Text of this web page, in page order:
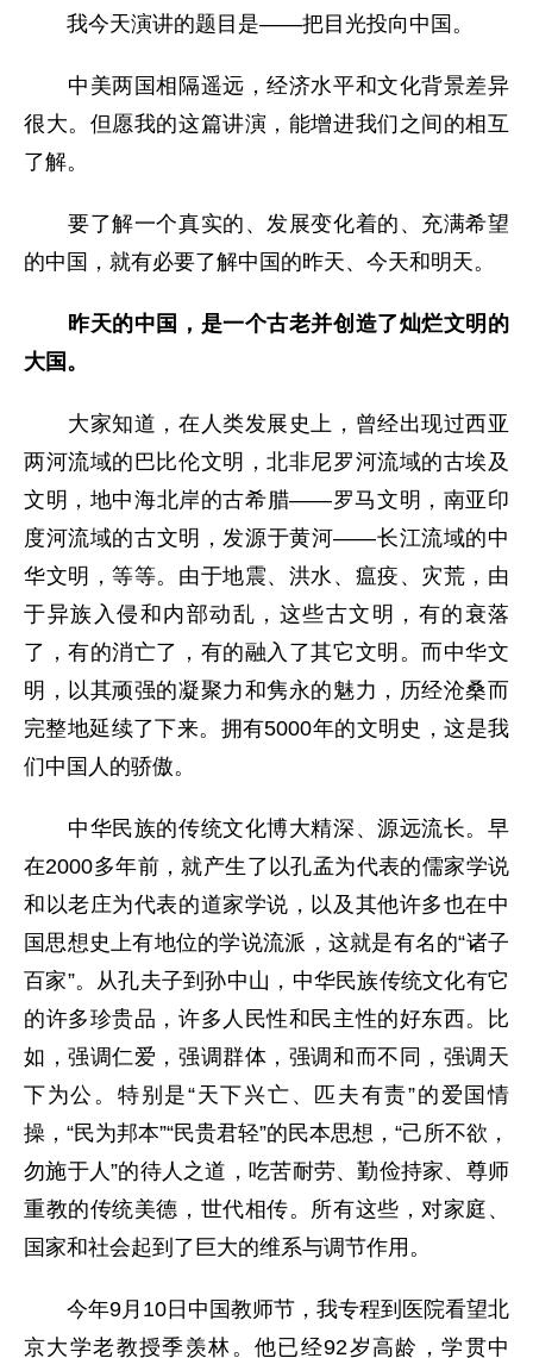
我今天演讲的题目是——把目光投向中国。
中美两国相隔遥远，经济水平和文化背景差异
很大。但愿我的这篇讲演，能增进我们之间的相互
了解。
要了解一个真实的、发展变化着的、充满希望
的中国，就有必要了解中国的昨天、今天和明天。
昨天的中国，是一个古老并创造了灿烂文明的
大国。
大家知道，在人类发展史上，曾经出现过西亚
两河流域的巴比伦文明，北非尼罗河流域的古埃及
文明，地中海北岸的古希腊——罗马文明，南亚印
度河流域的古文明，发源于黄河——长江流域的中
华文明，等等。由于地震、洪水、瘟疫、灾荒，由
于异族入侵和内部动乱，这些古文明，有的衰落
了，有的消亡了，有的融入了其它文明。而中华文
明，以其顽强的凝聚力和隽永的魅力，历经沧桑而
完整地延续了下来。拥有5000年的文明史，这是我
们中国人的骄傲。
中华民族的传统文化博大精深、源远流长。早
在2000多年前，就产生了以孔孟为代表的儒家学说
和以老庄为代表的道家学说，以及其他许多也在中
国思想史上有地位的学说流派，这就是有名的“诸子
百家”。从孔夫子到孙中山，中华民族传统文化有它
的许多珍贵品，许多人民性和民主性的好东西。比
如，强调仁爱，强调群体，强调和而不同，强调天
下为公。特别是“天下兴亡、匹夫有责”的爱国情
操，“民为邦本”“民贵君轻”的民本思想，“己所不欲，
勿施于人”的待人之道，吃苦耐劳、勤俭持家、尊师
重教的传统美德，世代相传。所有这些，对家庭、
国家和社会起到了巨大的维系与调节作用。
今年9月10日中国教师节，我专程到医院看望北
京大学老教授季羡林。他已经92岁高龄，学贯中